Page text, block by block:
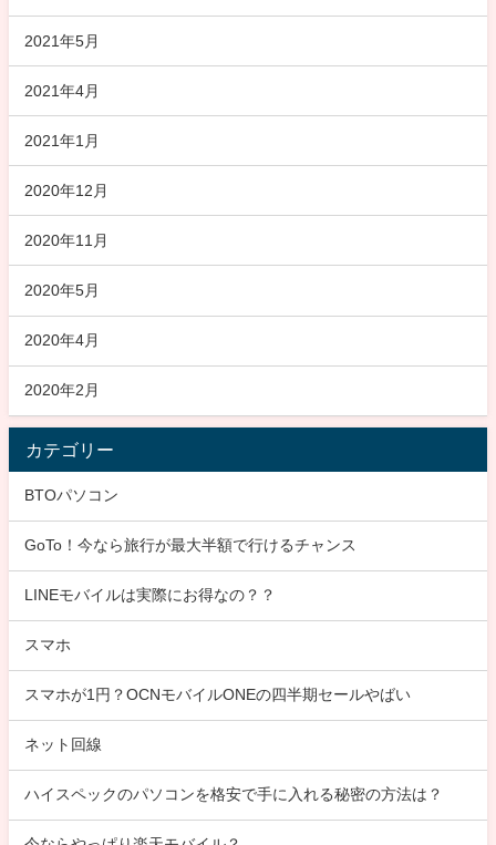
2021年5月
2021年4月
2021年1月
2020年12月
2020年11月
2020年5月
2020年4月
2020年2月
カテゴリー
BTOパソコン
GoTo！今なら旅行が最大半額で行けるチャンス
LINEモバイルは実際にお得なの？？
スマホ
スマホが1円？OCNモバイルONEの四半期セールやばい
ネット回線
ハイスペックのパソコンを格安で手に入れる秘密の方法は？